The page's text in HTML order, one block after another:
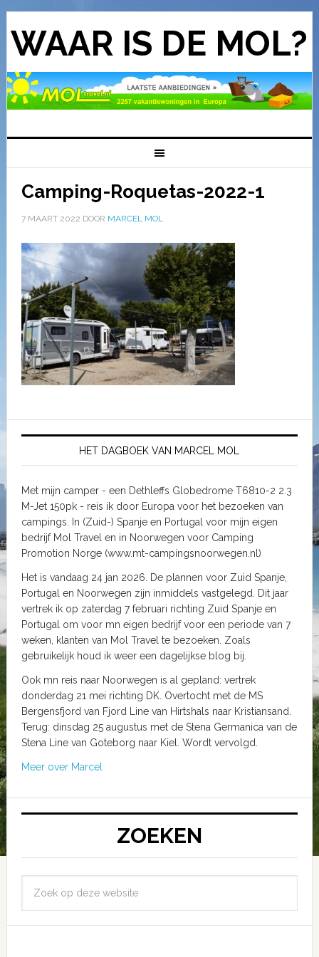
WAAR IS DE MOL?
Camping-Roquetas-2022-1
7 MAART 2022 DOOR MARCEL MOL
HET DAGBOEK VAN MARCEL MOL
Met mijn camper - een Dethleffs Globedrome T6810-2 2.3
M-Jet 150pk - reis ik door Europa voor het bezoeken van
campings. In (Zuid-) Spanje en Portugal voor mijn eigen
bedrijf Mol Travel en in Noorwegen voor Camping
Promotion Norge (www.mt-campingsnoorwegen.nl)
Het is vandaag 24 jan 2026. De plannen voor Zuid Spanje,
Portugal en Noorwegen zijn inmiddels vastgelegd. Dit jaar
vertrek ik op zaterdag 7 februari richting Zuid Spanje en
Portugal om voor mn eigen bedrijf voor een periode van 7
weken, klanten van Mol Travel te bezoeken. Zoals
gebruikelijk houd ik weer een dagelijkse blog bij.
Ook mn reis naar Noorwegen is al gepland: vertrek
donderdag 21 mei richting DK. Overtocht met de MS
Bergensfjord van Fjord Line van Hirtshals naar Kristiansand.
Terug: dinsdag 25 augustus met de Stena Germanica van de
Stena Line van Goteborg naar Kiel. Wordt vervolgd.
Meer over Marcel
ZOEKEN